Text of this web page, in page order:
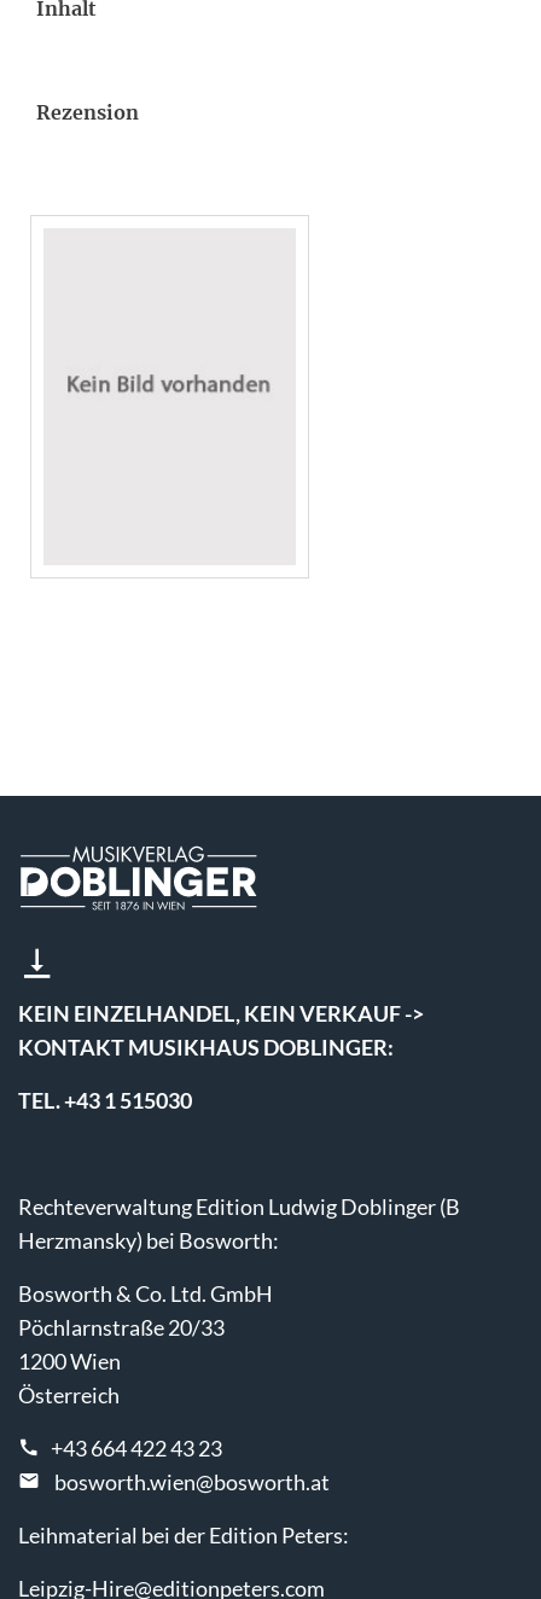
Inhalt
Rezension
KEIN EINZELHANDEL, KEIN VERKAUF ->
KONTAKT MUSIKHAUS DOBLINGER:
TEL. +43 1 515030
Rechteverwaltung Edition Ludwig Doblinger (B
Herzmansky) bei Bosworth:
Bosworth & Co. Ltd. GmbH
Pöchlarnstraße 20/33
1200 Wien
Österreich
+43 664 422 43 23
bosworth.wien@bosworth.at
Leihmaterial bei der Edition Peters:
Leipzig-Hire@editionpeters.com